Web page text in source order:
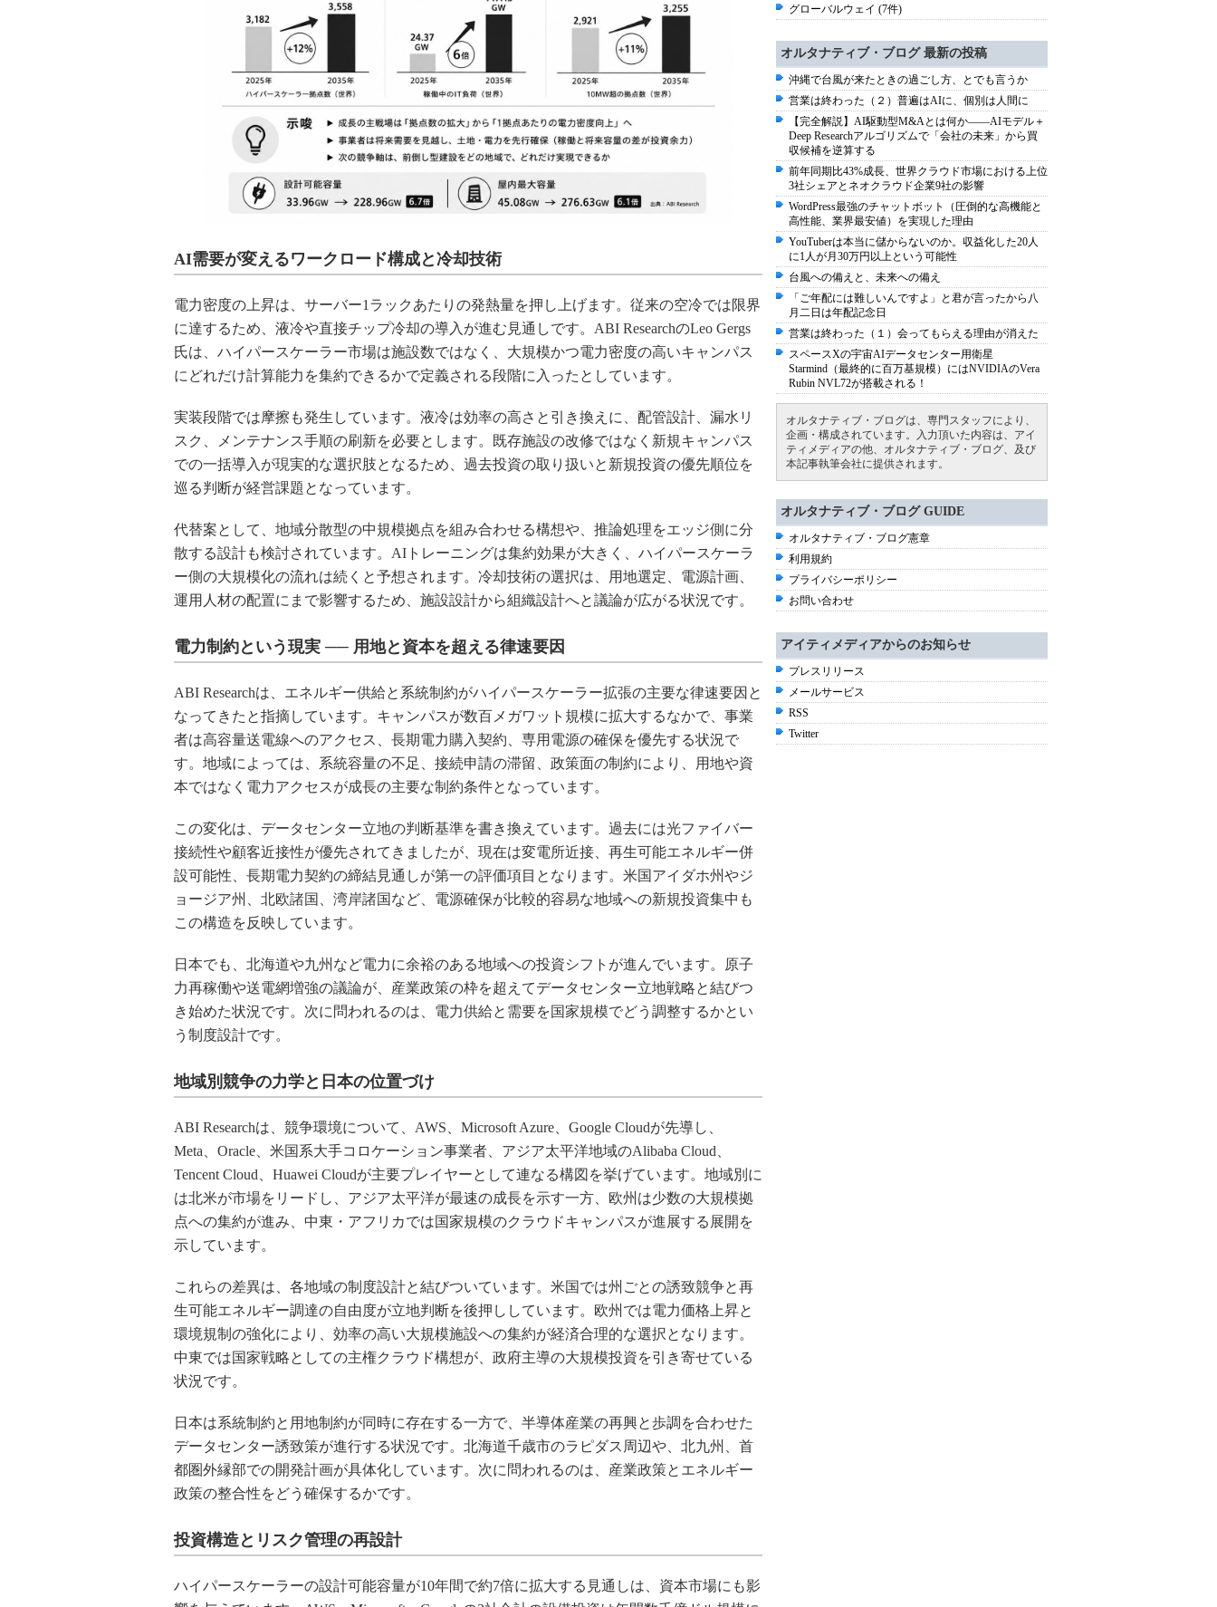
AI需要が変えるワークロード構成と冷却技術
電力密度の上昇は、サーバー1ラックあたりの発熱量を押し上げます。従来の空冷では限界
に達するため、液冷や直接チップ冷却の導入が進む見通しです。ABI ResearchのLeo Gergs
氏は、ハイパースケーラー市場は施設数ではなく、大規模かつ電力密度の高いキャンパス
にどれだけ計算能力を集約できるかで定義される段階に入ったとしています。
実装段階では摩擦も発生しています。液冷は効率の高さと引き換えに、配管設計、漏水リ
スク、メンテナンス手順の刷新を必要とします。既存施設の改修ではなく新規キャンパス
での一括導入が現実的な選択肢となるため、過去投資の取り扱いと新規投資の優先順位を
巡る判断が経営課題となっています。
代替案として、地域分散型の中規模拠点を組み合わせる構想や、推論処理をエッジ側に分
散する設計も検討されています。AIトレーニングは集約効果が大きく、ハイパースケーラ
ー側の大規模化の流れは続くと予想されます。冷却技術の選択は、用地選定、電源計画、
運用人材の配置にまで影響するため、施設設計から組織設計へと議論が広がる状況です。
電力制約という現実 ── 用地と資本を超える律速要因
ABI Researchは、エネルギー供給と系統制約がハイパースケーラー拡張の主要な律速要因と
なってきたと指摘しています。キャンパスが数百メガワット規模に拡大するなかで、事業
者は高容量送電線へのアクセス、長期電力購入契約、専用電源の確保を優先する状況で
す。地域によっては、系統容量の不足、接続申請の滞留、政策面の制約により、用地や資
本ではなく電力アクセスが成長の主要な制約条件となっています。
この変化は、データセンター立地の判断基準を書き換えています。過去には光ファイバー
接続性や顧客近接性が優先されてきましたが、現在は変電所近接、再生可能エネルギー併
設可能性、長期電力契約の締結見通しが第一の評価項目となります。米国アイダホ州やジ
ョージア州、北欧諸国、湾岸諸国など、電源確保が比較的容易な地域への新規投資集中も
この構造を反映しています。
日本でも、北海道や九州など電力に余裕のある地域への投資シフトが進んでいます。原子
力再稼働や送電網増強の議論が、産業政策の枠を超えてデータセンター立地戦略と結びつ
き始めた状況です。次に問われるのは、電力供給と需要を国家規模でどう調整するかとい
う制度設計です。
地域別競争の力学と日本の位置づけ
ABI Researchは、競争環境について、AWS、Microsoft Azure、Google Cloudが先導し、
Meta、Oracle、米国系大手コロケーション事業者、アジア太平洋地域のAlibaba Cloud、
Tencent Cloud、Huawei Cloudが主要プレイヤーとして連なる構図を挙げています。地域別に
は北米が市場をリードし、アジア太平洋が最速の成長を示す一方、欧州は少数の大規模拠
点への集約が進み、中東・アフリカでは国家規模のクラウドキャンパスが進展する展開を
示しています。
これらの差異は、各地域の制度設計と結びついています。米国では州ごとの誘致競争と再
生可能エネルギー調達の自由度が立地判断を後押ししています。欧州では電力価格上昇と
環境規制の強化により、効率の高い大規模施設への集約が経済合理的な選択となります。
中東では国家戦略としての主権クラウド構想が、政府主導の大規模投資を引き寄せている
状況です。
日本は系統制約と用地制約が同時に存在する一方で、半導体産業の再興と歩調を合わせた
データセンター誘致策が進行する状況です。北海道千歳市のラピダス周辺や、北九州、首
都圏外縁部での開発計画が具体化しています。次に問われるのは、産業政策とエネルギー
政策の整合性をどう確保するかです。
投資構造とリスク管理の再設計
ハイパースケーラーの設計可能容量が10年間で約7倍に拡大する見通しは、資本市場にも影
グローバルウェイ (7件)
オルタナティブ・ブログ 最新の投稿
沖縄で台風が来たときの過ごし方、とでも言うか
営業は終わった（２）普遍はAIに、個別は人間に
【完全解説】AI駆動型M&Aとは何か――AIモデル＋
Deep Researchアルゴリズムで「会社の未来」から買
収候補を逆算する
前年同期比43%成長、世界クラウド市場における上位
3社シェアとネオクラウド企業9社の影響
WordPress最強のチャットボット（圧倒的な高機能と
高性能、業界最安値）を実現した理由
YouTuberは本当に儲からないのか。収益化した20人
に1人が月30万円以上という可能性
台風への備えと、未来への備え
「ご年配には難しいんですよ」と君が言ったから八
月二日は年配記念日
営業は終わった（１）会ってもらえる理由が消えた
スペースXの宇宙AIデータセンター用衛星
Starmind（最終的に百万基規模）にはNVIDIAのVera
Rubin NVL72が搭載される！
オルタナティブ・ブログは、専門スタッフにより、
企画・構成されています。入力頂いた内容は、アイ
ティメディアの他、オルタナティブ・ブログ、及び
本記事執筆会社に提供されます。
オルタナティブ・ブログ GUIDE
オルタナティブ・ブログ憲章
利用規約
プライバシーポリシー
お問い合わせ
アイティメディアからのお知らせ
プレスリリース
メールサービス
RSS
Twitter